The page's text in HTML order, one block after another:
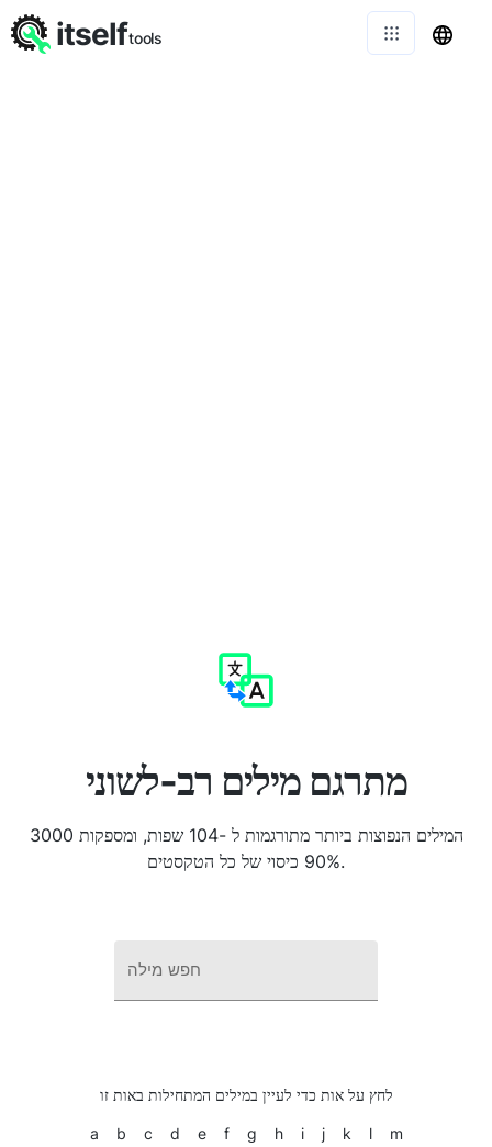
מתרגם מילים רב-לשוני
3000 המילים הנפוצות ביותר מתורגמות ל -104 שפות, ומספקות
90% כיסוי של כל הטקסטים.
חפש מילה
לחץ על אות כדי לעיין במילים המתחילות באות זו
a b c d e f g h i j k l m
itselftools